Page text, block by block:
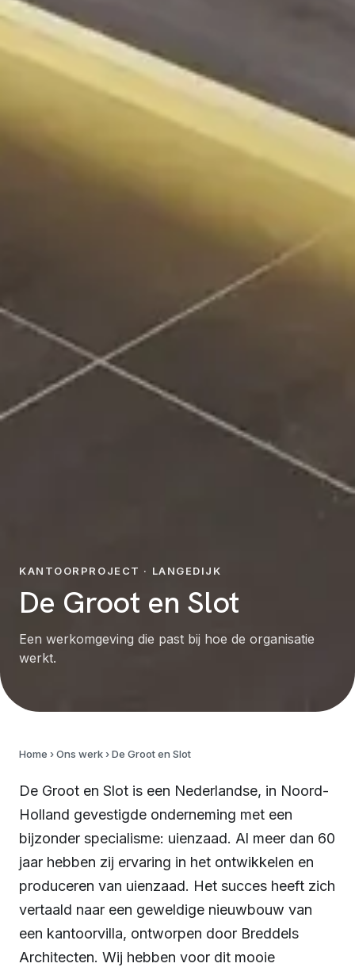
KANTOORPROJECT · LANGEDIJK
De Groot en Slot
Een werkomgeving die past bij hoe de organisatie
werkt.
Home ›Ons werk›De Groot en Slot
De Groot en Slot is een Nederlandse, in Noord-
Holland gevestigde onderneming met een
bijzonder specialisme: uienzaad. Al meer dan 60
jaar hebben zij ervaring in het ontwikkelen en
produceren van uienzaad. Het succes heeft zich
vertaald naar een geweldige nieuwbouw van
een kantoorvilla, ontworpen door Breddels
Architecten. Wij hebben voor dit mooie